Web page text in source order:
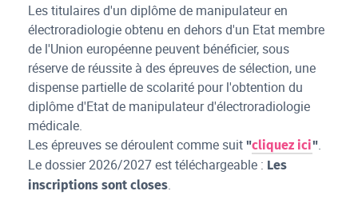
Les titulaires d'un diplôme de manipulateur en
électroradiologie obtenu en dehors d'un Etat membre
de l'Union européenne peuvent bénéficier, sous
réserve de réussite à des épreuves de sélection, une
dispense partielle de scolarité pour l'obtention du
diplôme d'Etat de manipulateur d'électroradiologie
médicale.
Les épreuves se déroulent comme suit"cliquez ici".
Le dossier 2026/2027 est téléchargeable : Les
inscriptions sont closes.